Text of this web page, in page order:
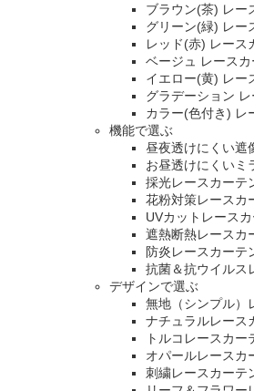
ブラウン(茶) レー
グリーン(緑) レー
レッド(赤) レース
ベージュ レースカ
イエロー(黄) レー
グラデーション
カラー(色付き) レ
機能で選ぶ
昼夜透けにくい遮
お昼透けにくいミ
採光レースカーテ
花粉対策レースカ
UVカットレース
遮熱断熱レースカ
防炎レースカーテ
抗菌＆抗ウイルス
デザインで選ぶ
無地（シンプル）
ナチュラルレース
トルコレースカー
オパールレースカ
刺繍レースカーテ